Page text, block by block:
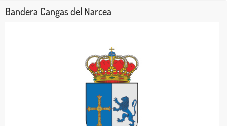
Bandera Cangas del Narcea